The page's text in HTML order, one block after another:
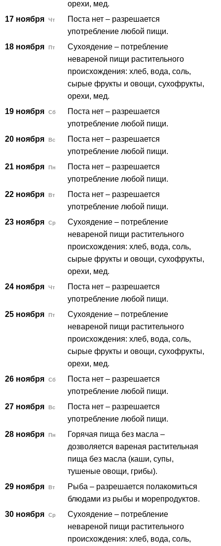
орехи, мед.
17 ноября
Чт
Поста нет – разрешается
употребление любой пищи.
18 ноября
Пт
Сухоядение – потребление
невареной пищи растительного
происхождения: хлеб, вода, соль,
сырые фрукты и овощи, сухофрукты,
орехи, мед.
19 ноября
Сб
Поста нет – разрешается
употребление любой пищи.
20 ноября
Вс
Поста нет – разрешается
употребление любой пищи.
21 ноября
Пн
Поста нет – разрешается
употребление любой пищи.
22 ноября
Вт
Поста нет – разрешается
употребление любой пищи.
23 ноября
Ср
Сухоядение – потребление
невареной пищи растительного
происхождения: хлеб, вода, соль,
сырые фрукты и овощи, сухофрукты,
орехи, мед.
24 ноября
Чт
Поста нет – разрешается
употребление любой пищи.
25 ноября
Пт
Сухоядение – потребление
невареной пищи растительного
происхождения: хлеб, вода, соль,
сырые фрукты и овощи, сухофрукты,
орехи, мед.
26 ноября
Сб
Поста нет – разрешается
употребление любой пищи.
27 ноября
Вс
Поста нет – разрешается
употребление любой пищи.
28 ноября
Пн
Горячая пища без масла –
дозволяется вареная растительная
пища без масла (каши, супы,
тушеные овощи, грибы).
29 ноября
Вт
Рыба – разрешается полакомиться
блюдами из рыбы и морепродуктов.
30 ноября
Ср
Сухоядение – потребление
невареной пищи растительного
происхождения: хлеб, вода, соль,